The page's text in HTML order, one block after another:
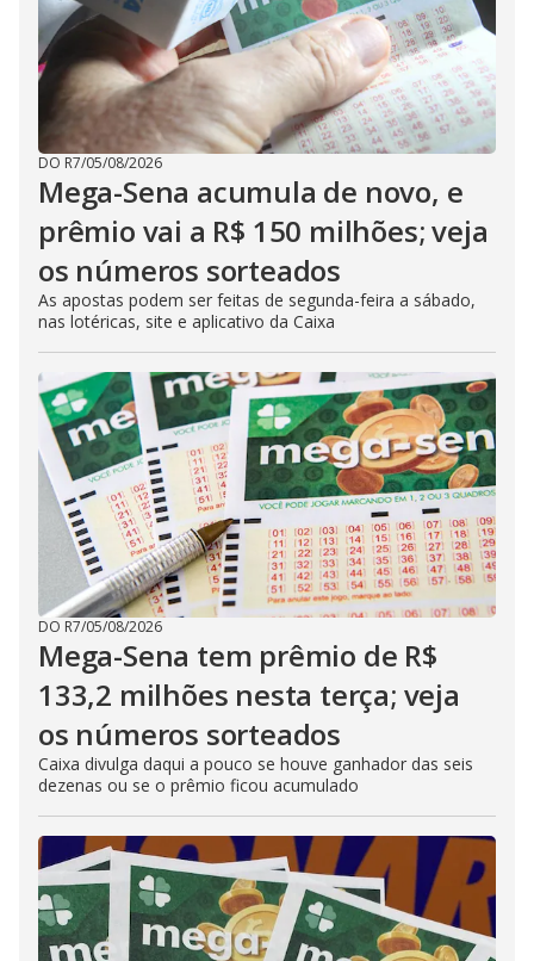
DO R7/05/08/2026
Mega-Sena acumula de novo, e
prêmio vai a R$ 150 milhões; veja
os números sorteados
As apostas podem ser feitas de segunda-feira a sábado,
nas lotéricas, site e aplicativo da Caixa
DO R7/05/08/2026
Mega-Sena tem prêmio de R$
133,2 milhões nesta terça; veja
os números sorteados
Caixa divulga daqui a pouco se houve ganhador das seis
dezenas ou se o prêmio ficou acumulado